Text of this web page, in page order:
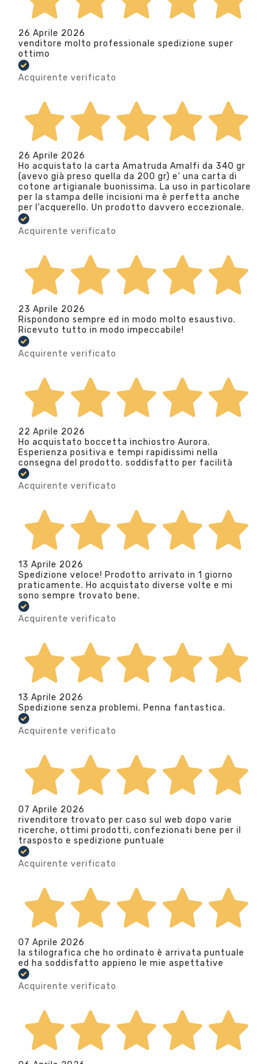
26 Aprile 2026
venditore molto professionale spedizione super
ottimo
Acquirente verificato
26 Aprile 2026
Ho acquistato la carta Amatruda Amalfi da 340 gr
(avevo già preso quella da 200 gr) e’ una carta di
cotone artigianale buonissima. La uso in particolare
per la stampa delle incisioni ma è perfetta anche
per l’acquerello. Un prodotto davvero eccezionale.
Acquirente verificato
23 Aprile 2026
Rispondono sempre ed in modo molto esaustivo.
Ricevuto tutto in modo impeccabile!
Acquirente verificato
22 Aprile 2026
Ho acquistato boccetta inchiostro Aurora.
Esperienza positiva e tempi rapidissimi nella
consegna del prodotto. soddisfatto per facilità
Acquirente verificato
13 Aprile 2026
Spedizione veloce! Prodotto arrivato in 1 giorno
praticamente. Ho acquistato diverse volte e mi
sono sempre trovato bene.
Acquirente verificato
13 Aprile 2026
Spedizione senza problemi. Penna fantastica.
Acquirente verificato
07 Aprile 2026
rivenditore trovato per caso sul web dopo varie
ricerche, ottimi prodotti, confezionati bene per il
trasposto e spedizione puntuale
Acquirente verificato
07 Aprile 2026
la stilografica che ho ordinato è arrivata puntuale
ed ha soddisfatto appieno le mie aspettative
Acquirente verificato